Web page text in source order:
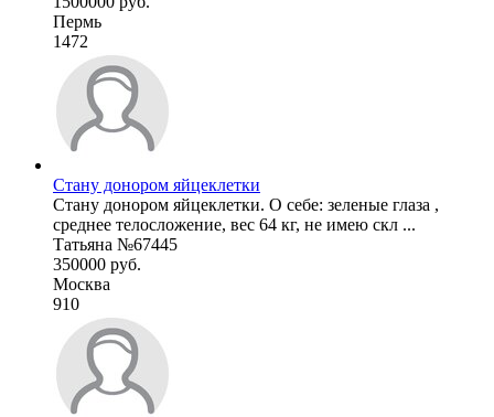
Пермь
1472
Стану донором яйцеклетки
Стану донором яйцеклетки. О себе: зеленые глаза ,
среднее телосложение, вес 64 кг, не имею скл ...
Татьяна №67445
350000 руб.
Москва
910